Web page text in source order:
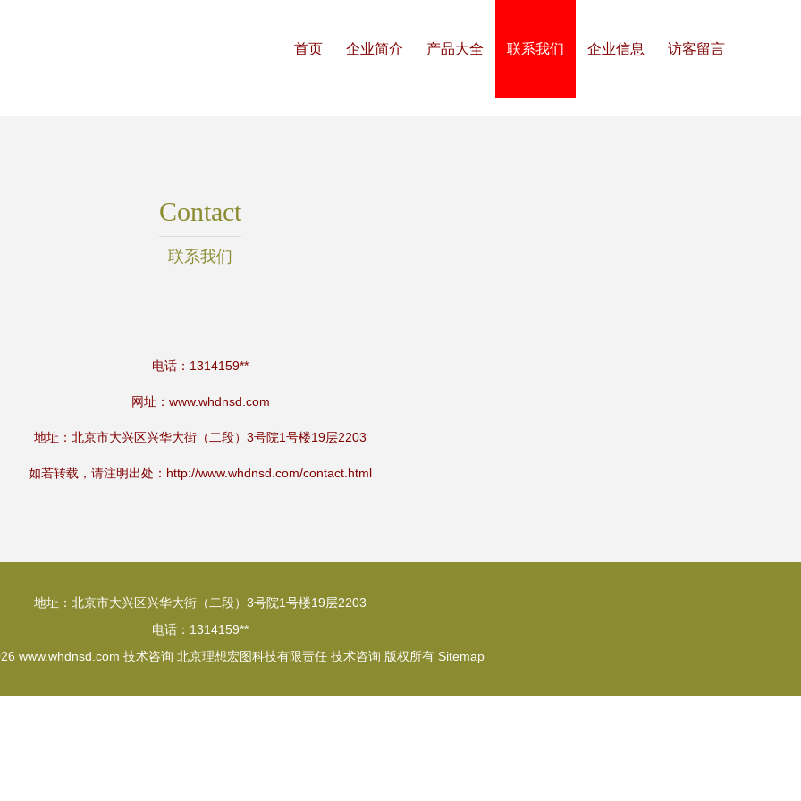
首页 企业简介 产品大全 联系我们 企业信息 访客留言
Contact
联系我们
电话：1314159**
网址： www.whdnsd.com
地址：北京市大兴区兴华大街（二段）3号院1号楼19层2203
如若转载，请注明出处：http://www.whdnsd.com/contact.html
地址：北京市大兴区兴华大街（二段）3号院1号楼19层2203
电话：1314159**
www.whdnsd.com 技术咨询 北京理想宏图科技有限责任 技术咨询 版权所有 Sitemap